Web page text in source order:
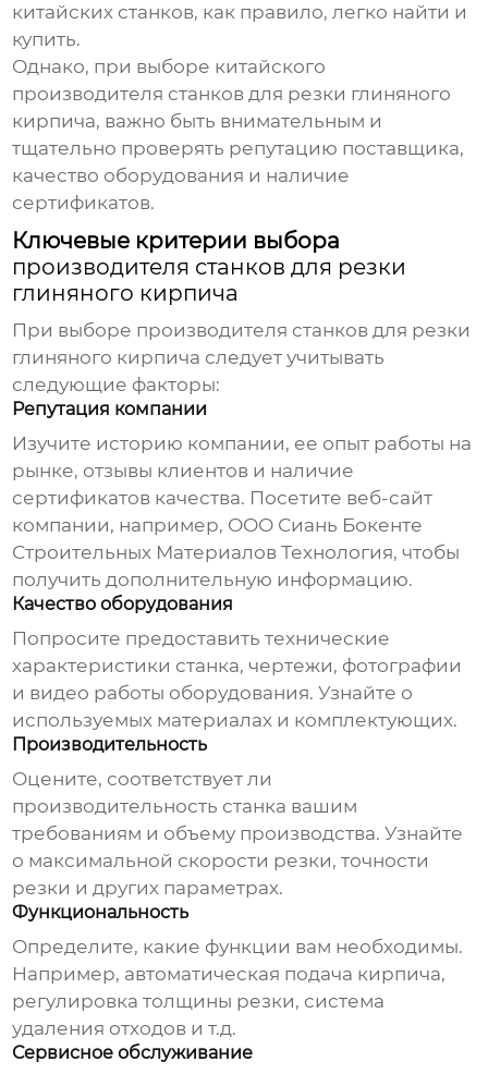
китайских станков, как правило, легко найти и
купить.
Однако, при выборе китайского
производителя станков для резки глиняного
кирпича, важно быть внимательным и
тщательно проверять репутацию поставщика,
качество оборудования и наличие
сертификатов.
Ключевые критерии выбора
производителя станков для резки
глиняного кирпича
При выборе производителя станков для резки
глиняного кирпича следует учитывать
следующие факторы:
Репутация компании
Изучите историю компании, ее опыт работы на
рынке, отзывы клиентов и наличие
сертификатов качества. Посетите веб-сайт
компании, например, ООО Сиань Бокенте
Строительных Материалов Технология, чтобы
получить дополнительную информацию.
Качество оборудования
Попросите предоставить технические
характеристики станка, чертежи, фотографии
и видео работы оборудования. Узнайте о
используемых материалах и комплектующих.
Производительность
Оцените, соответствует ли
производительность станка вашим
требованиям и объему производства. Узнайте
о максимальной скорости резки, точности
резки и других параметрах.
Функциональность
Определите, какие функции вам необходимы.
Например, автоматическая подача кирпича,
регулировка толщины резки, система
удаления отходов и т.д.
Сервисное обслуживание